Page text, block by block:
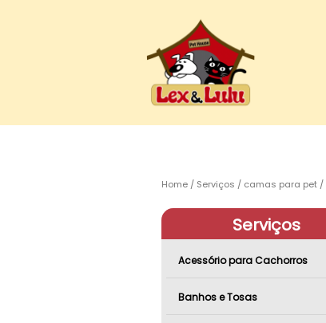
Home Serviços camas para pet
Serviços
Acessório para Cachorros
Banhos e Tosas